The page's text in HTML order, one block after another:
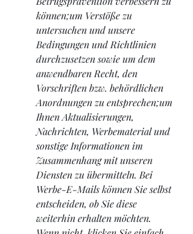
können;um Verstöße zu
untersuchen und unsere
Bedingungen und Richtlinien
durchzusetzen sowie um dem
anwendbaren Recht, den
Vorschriften bzw. behördlichen
Anordnungen zu entsprechen;um
Ihnen Aktualisierungen,
Nachrichten, Werbematerial und
sonstige Informationen im
Zusammenhang mit unseren
Diensten zu übermitteln. Bei
Werbe-E-Mails können Sie selbst
entscheiden, ob Sie diese
weiterhin erhalten möchten.